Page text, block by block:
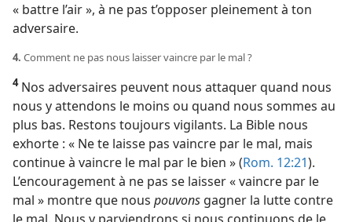
« battre l’air », à ne pas t’opposer pleinement à ton
adversaire.
4. Comment ne pas nous laisser vaincre par le mal ?
4Nos adversaires peuvent nous attaquer quand nous
nous y attendons le moins ou quand nous sommes au
plus bas. Restons toujours vigilants. La Bible nous
exhorte : « Ne te laisse pas vaincre par le mal, mais
continue à vaincre le mal par le bien » (Rom. 12:21).
L’encouragement à ne pas se laisser « vaincre par le
mal » montre que nous pouvons gagner la lutte contre